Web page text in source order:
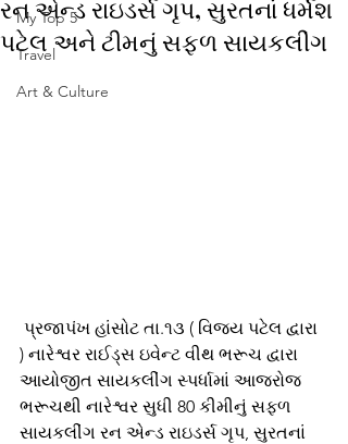
My Top 5
Travel
Art & Culture
રન એન્ડ રાઇડર્સ ગૃપ, સુરતનાં ધર્મેશ
પટેલ અને ટીમનું સફળ સાયકલીંગ
) નારેશ્વર રાઈડ્સ ઇવેન્ટ વીથ ભરૂચ દ્વારા
આયોજીત સાયકલીંગ સ્પર્ધામાં આજરોજ
ભરૂચથી નારેશ્વર સુધી 80 કીમીનું સફળ
સાયકલીંગ રન એન્ડ રાઇડર્સ ગૃપ, સુરતનાં